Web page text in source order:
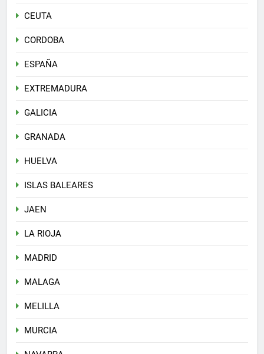
CEUTA
CORDOBA
ESPAÑA
EXTREMADURA
GALICIA
GRANADA
HUELVA
ISLAS BALEARES
JAEN
LA RIOJA
MADRID
MALAGA
MELILLA
MURCIA